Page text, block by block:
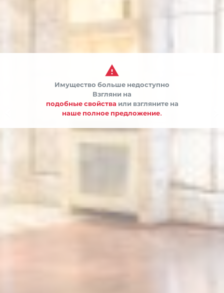

Имущество больше недоступно
Взгляни на
подобные свойства или взгляните на
наше полное предложение.